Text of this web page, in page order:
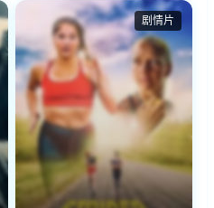
剧情片